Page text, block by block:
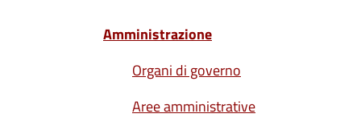
Amministrazione
Organi di governo
Aree amministrative